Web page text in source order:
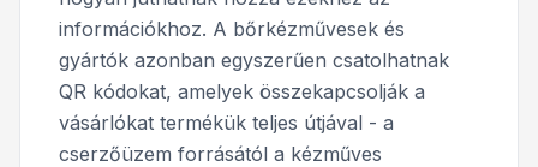
információkhoz. A bőrkézművesek és
gyártók azonban egyszerűen csatolhatnak
QR kódokat, amelyek összekapcsolják a
vásárlókat termékük teljes útjával - a
cserzőüzem forrásától a kézműves